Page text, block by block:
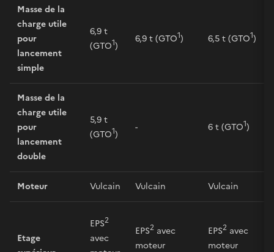
Masse de la
charge utile
pour
lancement
simple
6,9 t
(GTO1)
6,9 t (GTO1) 6,5 t (GTO1)
Masse de la
charge utile
pour
lancement
double
5,9 t
(GTO1)
- 6 t (GTO1)
Moteur Vulcain Vulcain Vulcain
Etage
EPS2
avec
EPS2 avec
moteur
EPS2 avec
moteur